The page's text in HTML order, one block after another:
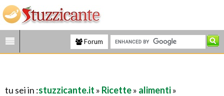
Forum
tu sei in :stuzzicante.it » Ricette» alimenti»